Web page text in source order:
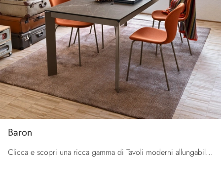
Baron
Clicca e scopri una ricca gamma di Tavoli moderni allungabili da cucina! Il modello Baron di Connubia ti aspetta.